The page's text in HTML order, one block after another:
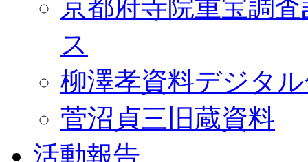
京都府寺院重宝調
ス
柳澤孝資料デジタ
菅沼貞三旧蔵資料
活動報告